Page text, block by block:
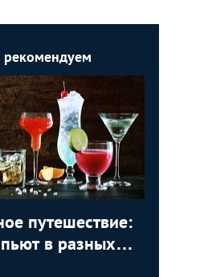
путешествие:
в разных